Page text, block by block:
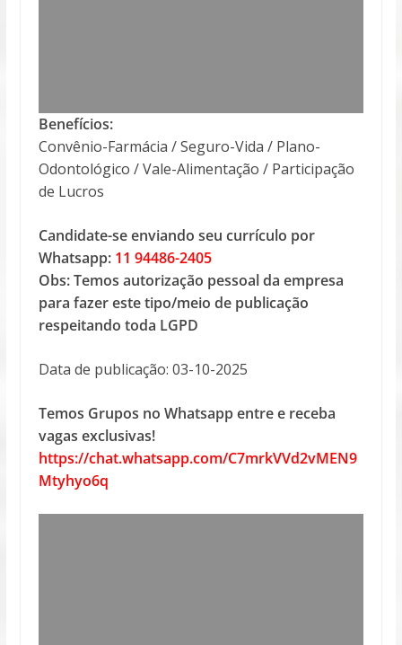
Benefícios:
Convênio-Farmácia / Seguro-Vida / Plano-
Odontológico / Vale-Alimentação / Participação
de Lucros
Candidate-se enviando seu currículo por
Whatsapp: 11 94486-2405
Obs: Temos autorização pessoal da empresa
para fazer este tipo/meio de publicação
respeitando toda LGPD
Data de publicação: 03-10-2025
Temos Grupos no Whatsapp entre e receba
vagas exclusivas!
https://chat.whatsapp.com/C7mrkVVd2vMEN9
Mtyhyo6q